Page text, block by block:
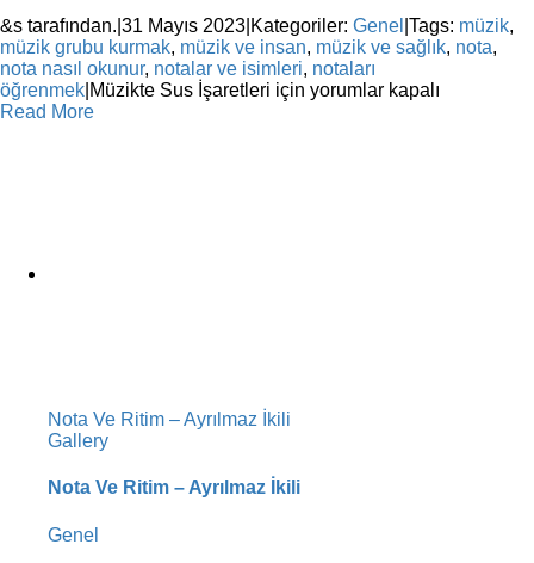
&s tarafından. 31 Mayıs 2023 Kategoriler: Genel Tags: müzik,
müzik grubu kurmak, müzik ve insan, müzik ve sağlık, nota,
nota nasıl okunur, notalar ve isimleri, notaları
öğrenmek Müzikte Sus İşaretleri için yorumlar kapalı
Read More
Nota Ve Ritim – Ayrılmaz İkili
Gallery
Nota Ve Ritim – Ayrılmaz İkili
Genel